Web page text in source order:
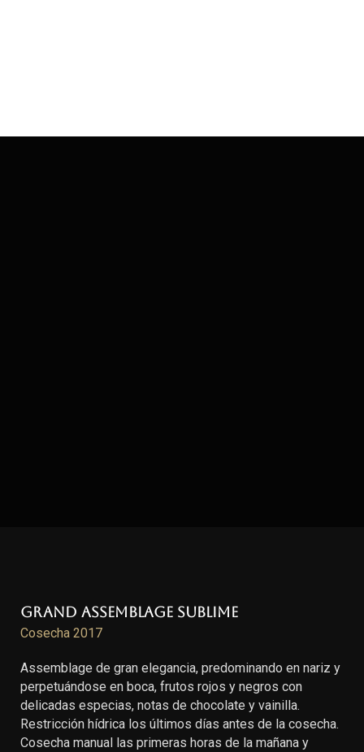
Grand Assemblage Sublime
Cosecha 2017
Assemblage de gran elegancia, predominando en nariz y
perpetuándose en boca, frutos rojos y negros con
delicadas especias, notas de chocolate y vainilla.
Restricción hídrica los últimos días antes de la cosecha.
Cosecha manual las primeras horas de la mañana y